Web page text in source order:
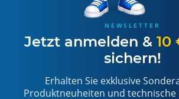
NEWSLETTER
Jetzt anmelden & 10
sichern!
Erhalten Sie exklusive
Produktneuheiten und